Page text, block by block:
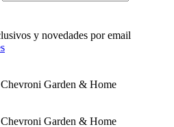
y novedades por email